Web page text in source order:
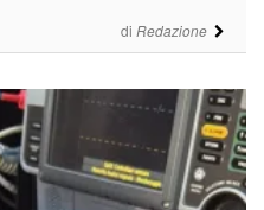
di Redazione